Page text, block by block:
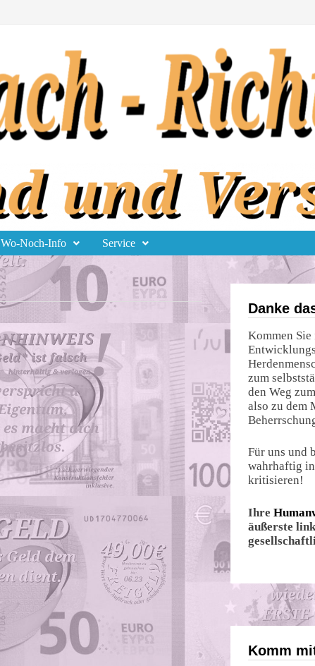
Wo-Noch-Info Service
Danke
Kommen
zum
den Weg
also zu dem
Für uns und
wahrhaftig
kritisieren!
Ihre
äußerste
Komm